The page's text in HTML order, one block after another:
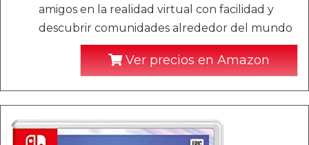
amigos en la realidad virtual con facilidad y
descubrir comunidades alrededor del mundo
Ver precios en Amazon